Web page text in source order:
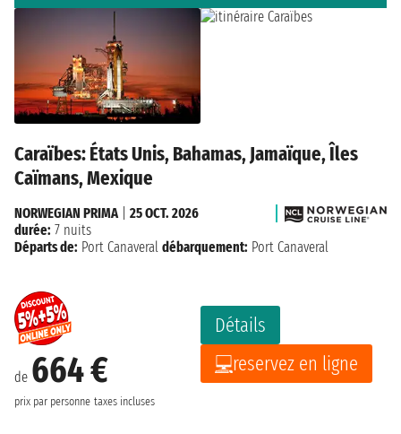
Caraïbes: États Unis, Bahamas, Jamaïque, Îles
Caïmans, Mexique
de 664 €
prix par personne taxes incluses
Détails
reservez en ligne
NORWEGIAN PRIMA| 25 OCT. 2026
durée: 7 nuits
Départs de: Port Canaveral débarquement: Port Canaveral